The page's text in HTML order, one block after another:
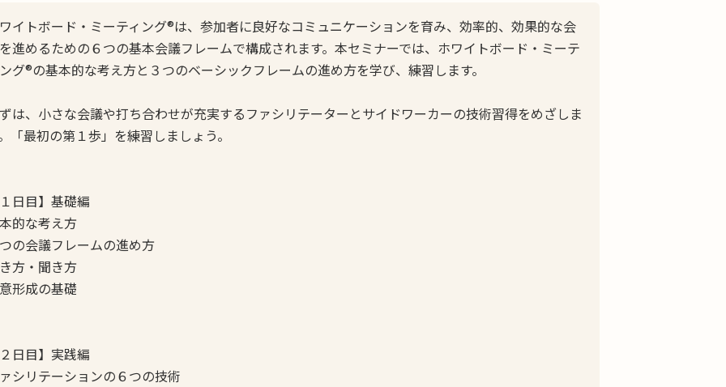
イトボード・ミーティング®は、参加者に良好なコミュニケーションを育み、効率的、効果的な会
進めるための６つの基本会議フレームで構成されます。本セミナーでは、ホワイトボード・ミーテ
グ®の基本的な考え方と３つのベーシックフレームの進め方を学び、練習します。
は、小さな会議や打ち合わせが充実するファシリテーターとサイドワーカーの技術習得をめざしま
「最初の第１歩」を練習しましょう。
日目】基礎編
的な考え方
の会議フレームの進め方
方・聞き方
形成の基礎
日目】実践編
シリテーションの６つの技術